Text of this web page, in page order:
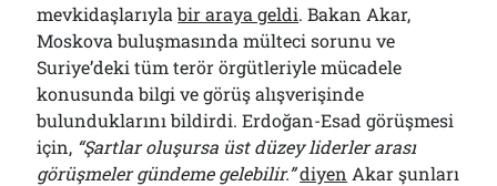
mevkidaşlarıylabir araya geldi. Bakan Akar,
Moskova buluşmasında mülteci sorunu ve
Suriye’deki tüm terör örgütleriyle mücadele
konusunda bilgi ve görüş alışverişinde
bulunduklarını bildirdi. Erdoğan-Esad görüşmesi
için, “Şartlar oluşursa üst düzey liderler arası
görüşmeler gündeme gelebilir.”diyen Akar şunları